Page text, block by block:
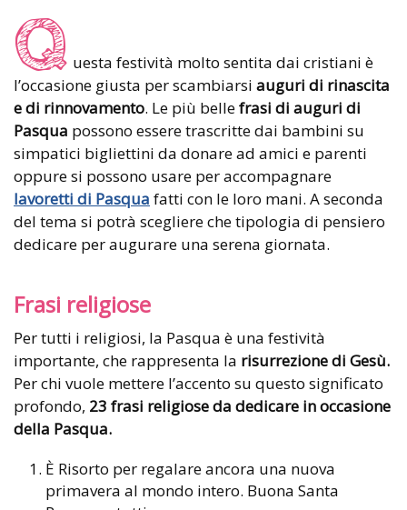
Q uesta festività molto sentita dai cristiani è
l’occasione giusta per scambiarsi auguri di rinascita
e di rinnovamento. Le più bellefrasi di auguri di
Pasqua possono essere trascritte dai bambini su
simpatici bigliettini da donare ad amici e parenti
oppure si possono usare per accompagnare
lavoretti di Pasqua fatti con le loro mani. A seconda
del tema si potrà scegliere che tipologia di pensiero
dedicare per augurare una serena giornata.
Frasi religiose
Per tutti i religiosi, la Pasqua è una festività
importante, che rappresenta la risurrezione di Gesù.
Per chi vuole mettere l’accento su questo significato
profondo, 23 frasi religiose da dedicare in occasione
della Pasqua.
È Risorto per regalare ancora una nuova
primavera al mondo intero. Buona Santa